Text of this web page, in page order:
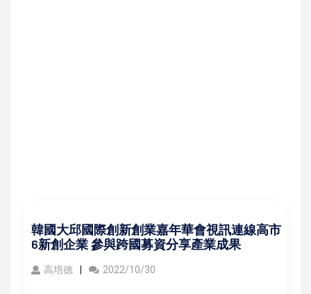
韓國大邱國際創新創業嘉年華會視訊連線高市
6新創企業 參與跨國募資分享產業成果
高培德 2022/10/30